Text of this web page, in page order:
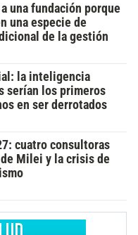
una fundación porque
una especie de
de la gestión
la inteligencia
serían los primeros
en ser derrotados
cuatro consultoras
Milei y la crisis de